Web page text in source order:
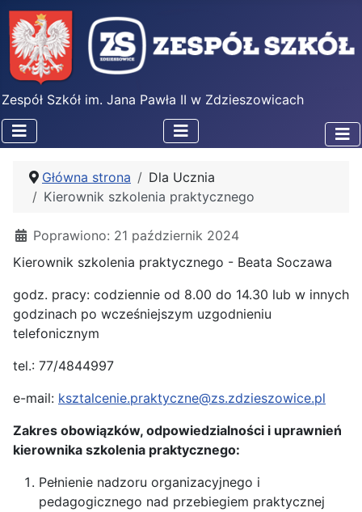
Zespół Szkół im. Jana Pawła II w Zdzieszowicach
Główna strona
Dla Ucznia
Kierownik szkolenia praktycznego
Poprawiono: 21 październik 2024
Kierownik szkolenia praktycznego - Beata Soczawa
godz. pracy: codziennie od 8.00 do 14.30 lub w innych
godzinach po wcześniejszym uzgodnieniu
telefonicznym
tel.: 77/4844997
e-mail: ksztalcenie.praktyczne@zs.zdzieszowice.pl
Zakres obowiązków, odpowiedzialności i uprawnień
kierownika szkolenia praktycznego:
Pełnienie nadzoru organizacyjnego i
pedagogicznego nad przebiegiem praktycznej